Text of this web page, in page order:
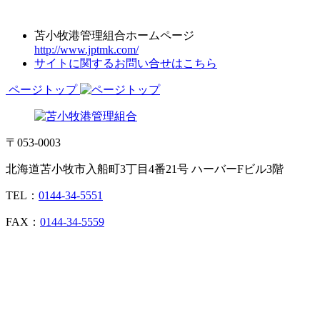
苫小牧港管理組合ホームページ
http://www.jptmk.com/
サイトに関するお問い合せはこちら
ページトップ
〒053-0003
北海道苫小牧市入船町3丁目4番21号 ハーバーFビル3階
TEL： 0144-34-5551
FAX： 0144-34-5559